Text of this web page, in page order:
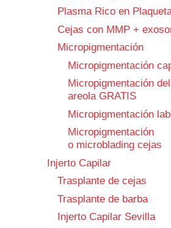
Plasma Rico en
Cejas con MMP +
Micropigmentación
Micropigmentación
Micropigmentación
areola GRATIS
Micropigmentación
Micropigmentación
o microblading cejas
Injerto Capilar
Trasplante de cejas
Trasplante de barba
Injerto Capilar Sevilla